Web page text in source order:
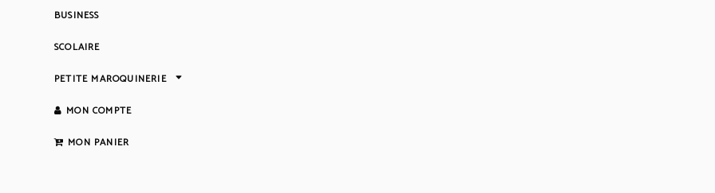
BUSINESS
SCOLAIRE
PETITE MAROQUINERIE
MON COMPTE
MON PANIER